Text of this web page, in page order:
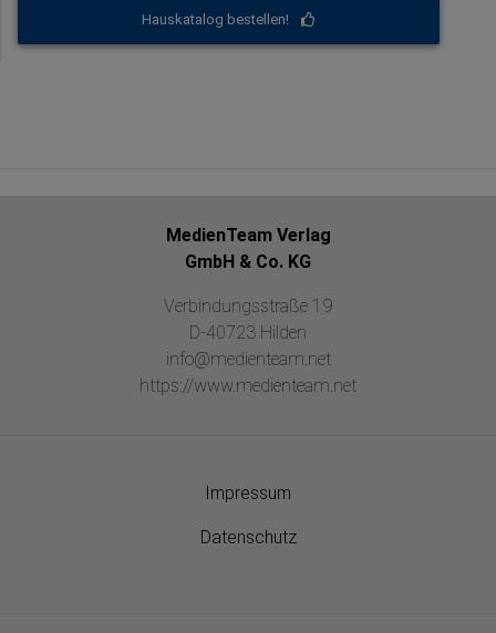
Hauskatalog bestellen!
MedienTeam Verlag
GmbH & Co. KG
Verbindungsstraße 19
D-40723 Hilden
info@medienteam.net
https://www.medienteam.net
Impressum
Datenschutz